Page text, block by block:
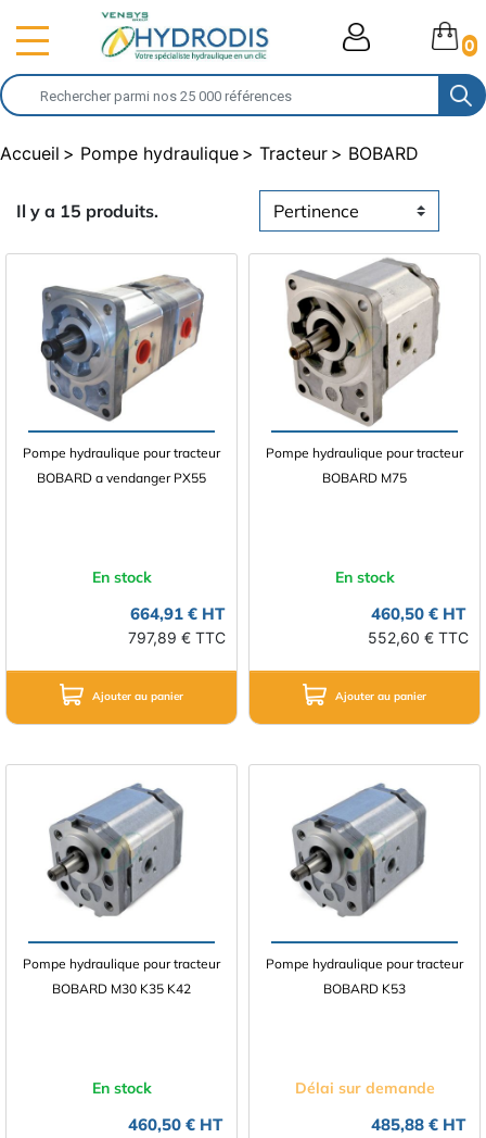
0
Accueil Pompe hydraulique Tracteur BOBARD
Il y a 15 produits.
Pompe hydraulique pour tracteur
BOBARD a vendanger PX55
En stock
664,91 € HT
797,89 € TTC
Ajouter au panier
Pompe hydraulique pour tracteur
BOBARD M75
En stock
460,50 € HT
552,60 € TTC
Ajouter au panier
Pompe hydraulique pour tracteur
BOBARD M30 K35 K42
En stock
460,50 € HT
Pompe hydraulique pour tracteur
BOBARD K53
Délai sur demande
485,88 € HT